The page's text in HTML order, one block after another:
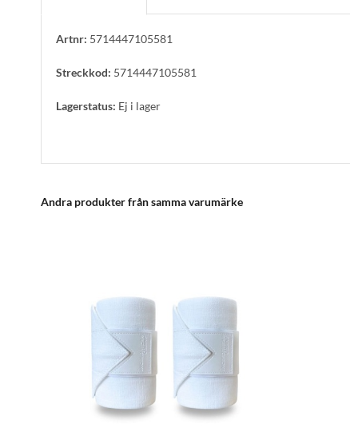
Artnr: 5714447105581
Streckkod: 5714447105581
Lagerstatus: Ej i lager
Andra produkter från samma varumärke